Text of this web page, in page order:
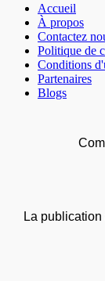
Accueil
À propos
Contactez
Politique de
Conditions
Partenaires
Blogs
La